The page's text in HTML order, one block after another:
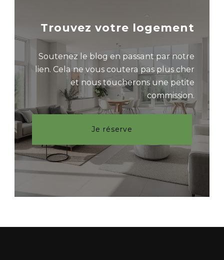
Trouvez votre logement
Soutenez le blog en passant par notre
lien. Cela ne vous coutera pas plus cher
et nous toucherons une petite
commission.
Je réserve